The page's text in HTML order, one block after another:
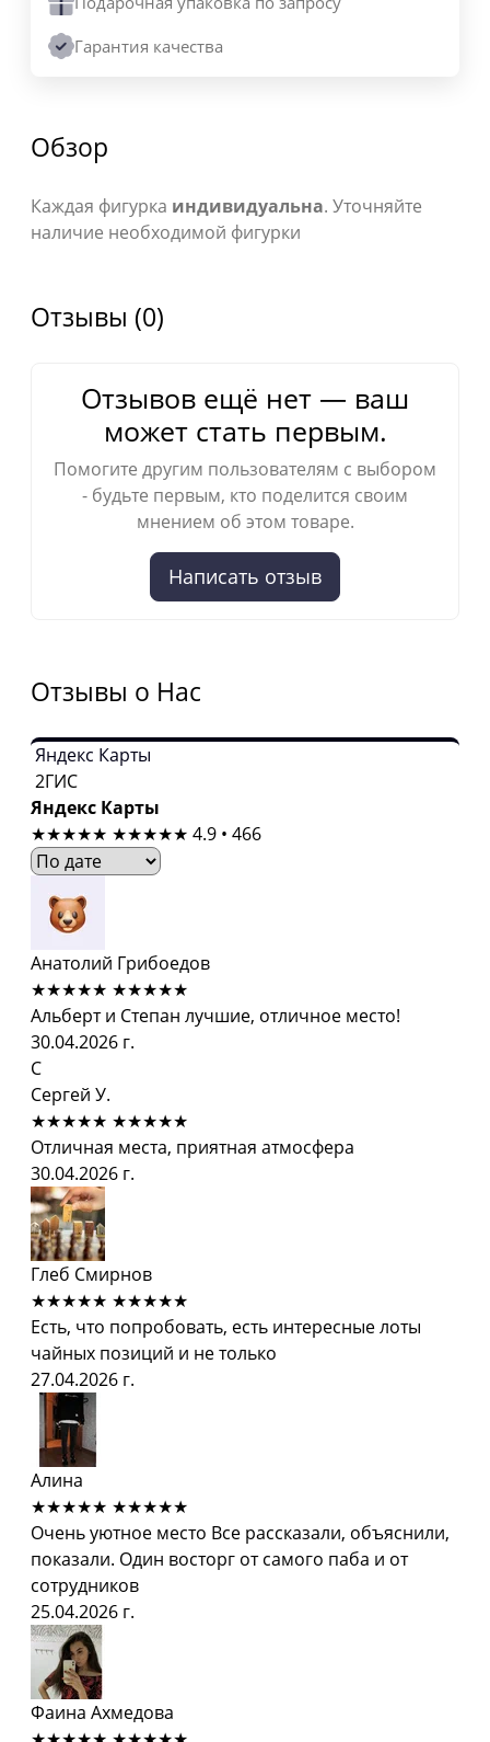
Гарантия качества
Обзор
Каждая фигурка индивидуальна. Уточняйте
наличие необходимой фигурки
Отзывы (0)
Отзывов ещё нет — ваш
может стать первым.
Помогите другим пользователям с выбором
- будьте первым, кто поделится своим
мнением об этом товаре.
Написать отзыв
Отзывы о Нас
Яндекс Карты
2ГИС
Яндекс Карты
★★★★★ ★★★★★ 4.9 • 466
Анатолий Грибоедов
★★★★★ ★★★★★
Альберт и Степан лучшие, отличное место!
30.04.2026 г.
С
Сергей У.
★★★★★ ★★★★★
Отличная места, приятная атмосфера
30.04.2026 г.
Глеб Смирнов
★★★★★ ★★★★★
Есть, что попробовать, есть интересные лоты
чайных позиций и не только
27.04.2026 г.
Алина
★★★★★ ★★★★★
Очень уютное место Все рассказали, объяснили,
показали. Один восторг от самого паба и от
сотрудников
25.04.2026 г.
Фаина Ахмедова